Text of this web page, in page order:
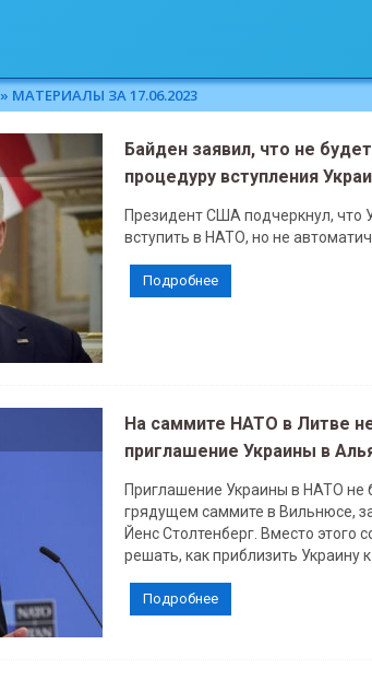
» МАТЕРИАЛЫ ЗА 17.06.2023
Байден заявил, что не
процедуру вступления
Президент США подчеркнул, что
вступить в НАТО, но не
Подробнее
На саммите НАТО в Литве
приглашение Украины в
Приглашение Украины в НАТО не
грядущем саммите в Вильнюсе,
Йенс Столтенберг. Вместо этого
решать, как приблизить Украину к
Подробнее